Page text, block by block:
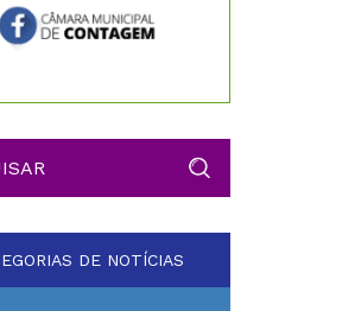
DE NOTÍCIAS